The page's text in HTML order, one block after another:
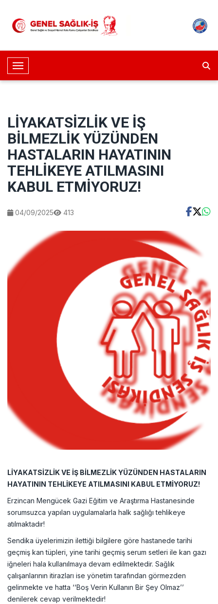
Toggle Navigation
LİYAKATSİZLİK VE İŞ
BİLMEZLİK YÜZÜNDEN
HASTALARIN HAYATININ
TEHLİKEYE ATILMASINI
KABUL ETMİYORUZ!
04/09/2025 413
LİYAKATSİZLİK VE İŞ BİLMEZLİK YÜZÜNDEN HASTALARIN
HAYATININ TEHLİKEYE ATILMASINI KABUL ETMİYORUZ!
Erzincan Mengücek Gazi Eğitim ve Araştırma Hastanesinde
sorumsuzca yapılan uygulamalarla halk sağlığı tehlikeye
atılmaktadır!
Sendika üyelerimizin ilettiği bilgilere göre hastanede tarihi
geçmiş kan tüpleri, yine tarihi geçmiş serum setleri ile kan gazı
iğneleri hala kullanılmaya devam edilmektedir. Sağlık
çalışanlarının itirazları ise yönetim tarafından görmezden
gelinmekte ve hatta ‘‘Boş Verin Kullanın Bir Şey Olmaz’’
denilerek cevap verilmektedir!